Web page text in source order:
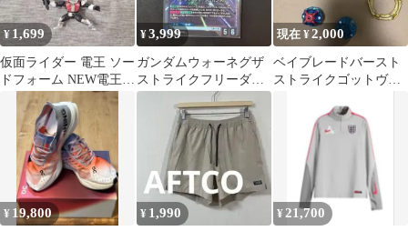
¥ 1,699
仮面ライダー 電王 ソー
ドフォーム NEW電王
ストライクフォーム ゼ
ロノス
¥3,999
ガンダムウォーネグザ
ストライクフリーダム
ガンダム
現在 ¥2,000
ベイブレードバースト
ストライクゴットヴァ
¥ 19,800 ¥ 1,990 ¥ 21,700